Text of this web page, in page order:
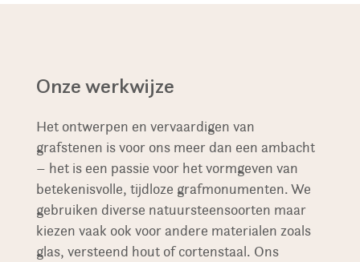
Onze werkwijze
Het ontwerpen en vervaardigen van
grafstenen is voor ons meer dan een ambacht
– het is een passie voor het vormgeven van
betekenisvolle, tijdloze grafmonumenten. We
gebruiken diverse natuursteensoorten maar
kiezen vaak ook voor andere materialen zoals
glas, versteend hout of cortenstaal. Ons